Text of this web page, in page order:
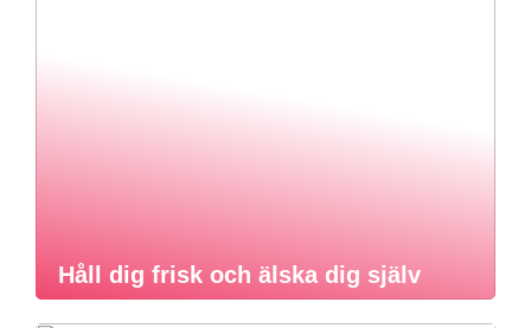
Håll dig frisk och älska dig själv